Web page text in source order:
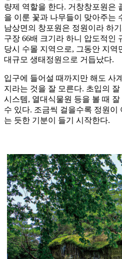
량제 역할을 한다. 거창창포원은
을 이룬 꽃과 나무들이 맞아주는
남상면의 창포원은 정원이라 하
구장 66배 크기라 하니 압도적인
당시 수몰 지역으로, 그동안 지역
대규모 생태정원으로 거듭났다.
입구에 들어설 때까지만 해도 사
지라는 것을 잘 모른다. 초입의
시스템, 열대식물원 등을 볼 때
수 있다. 조금씩 걸을수록 정원이
는 듯한 기분이 들기 시작한다.